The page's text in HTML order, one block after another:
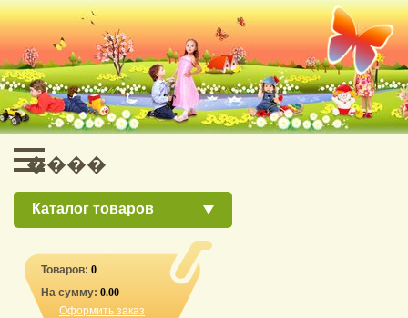
Каталог товаров
Товаров: 0
На сумму: 0.00
Оформить заказ